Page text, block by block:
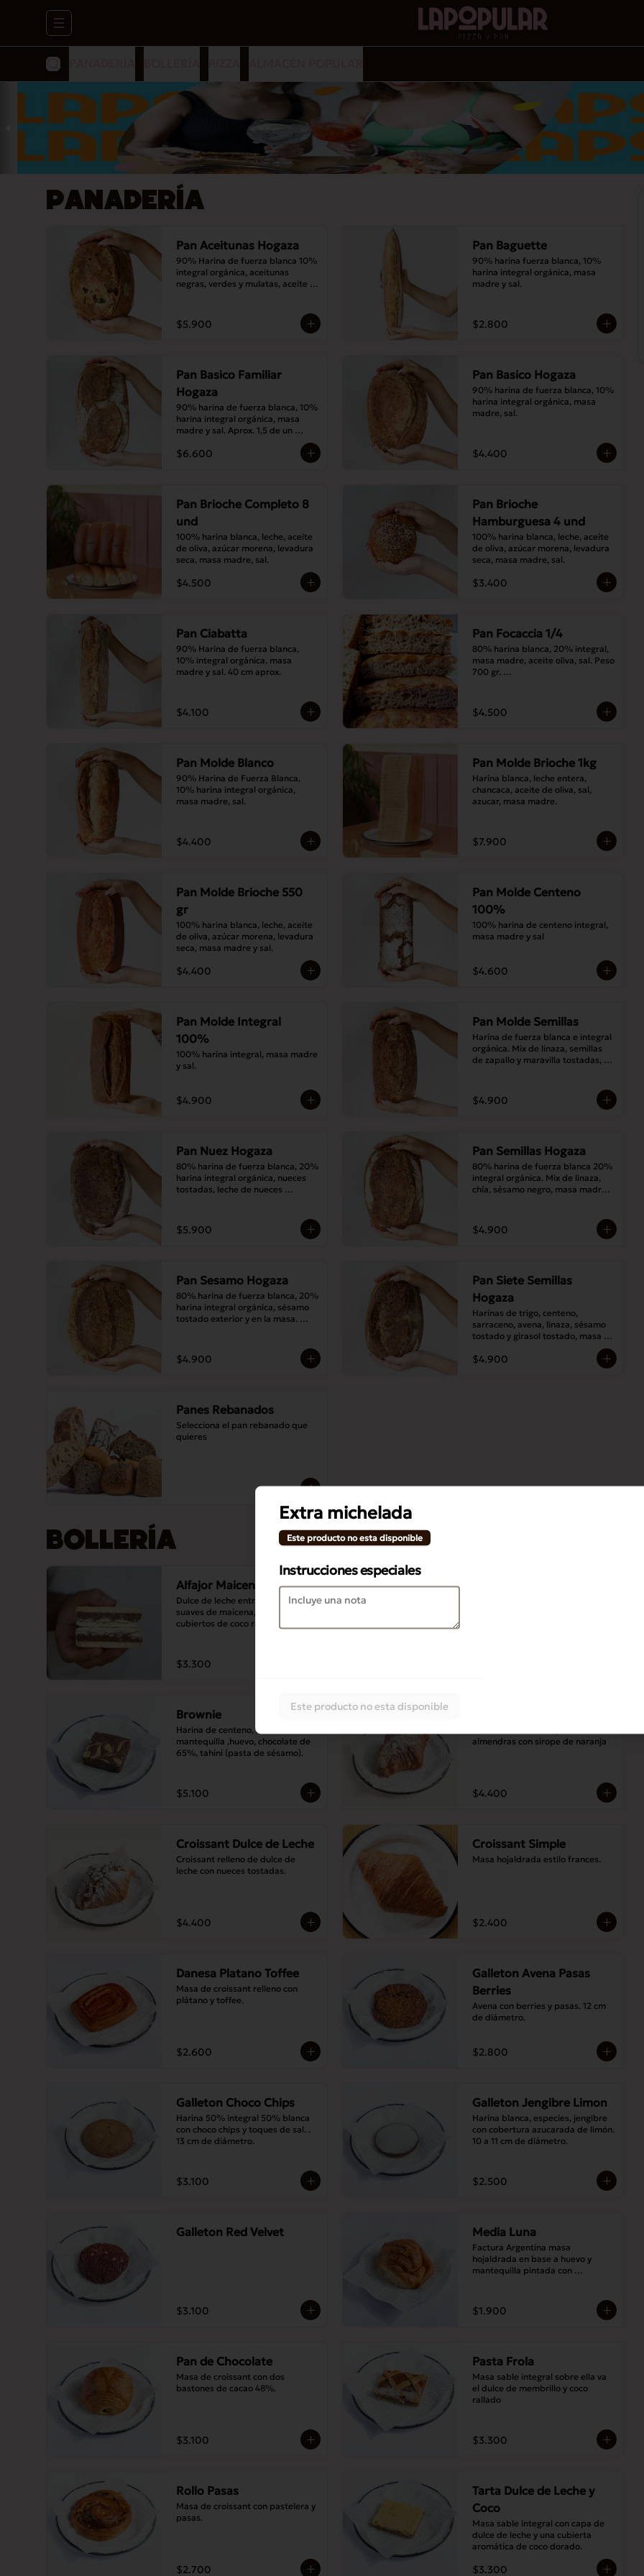
Abrir menu de navegación
PANADERÍA
Pan Aceitunas Hogaza
90% Harina de fuerza blanca 10%
integral orgánica, aceitunas
negras, verdes y mulatas, aceite
$5.900
Pan Baguette
90% harina fuerza blanca, 10%
harina integral orgánica, masa
madre y sal.
$2.800
Pan Basico Familiar
Hogaza
90% harina de fuerza blanca, 10%
harina integral orgánica, masa
madre y sal. Aprox. 1,5 de un
$6.600
Pan Basico Hogaza
90% harina de fuerza blanca, 10%
harina integral orgánica, masa
madre, sal.
$4.400
Pan Brioche Completo 8
und
100% harina blanca, leche, aceite
de oliva, azúcar morena, levadura
seca, masa madre, sal.
$4.500
Pan Brioche
Hamburguesa 4 und
100% harina blanca, leche, aceite
de oliva, azúcar morena, levadura
seca, masa madre, sal.
$3.400
Pan Ciabatta
90% Harina de fuerza blanca,
10% integral orgánica, masa
madre y sal. 40 cm aprox.
$4.100
Pan Focaccia 1/4
80% harina blanca, 20% integral,
masa madre, aceite oliva, sal. Peso
700 gr.
$4.500
Pan Molde Blanco
90% Harina de Fuerza Blanca,
10% harina integral orgánica,
masa madre, sal.
$4.400
Pan Molde Brioche 1kg
Harina blanca, leche entera,
chancaca, aceite de oliva, sal,
azucar, masa madre.
$7.900
Pan Molde Brioche 550
gr
100% harina blanca, leche, aceite
de oliva, azúcar morena, levadura
seca, masa madre y sal.
$4.400
Pan Molde Centeno
100%
100% harina de centeno integral,
masa madre y sal
$4.600
Pan Molde Integral
100%
100% harina integral, masa madre
y sal.
$4.900
Pan Molde Semillas
Harina de fuerza blanca e integral
orgánica. Mix de linaza, semillas
de zapallo y maravilla tostadas,
$4.900
Pan Nuez Hogaza
80% harina de fuerza blanca, 20%
harina integral orgánica, nueces
tostadas, leche de nueces
$5.900
Pan Semillas Hogaza
80% harina de fuerza blanca 20%
integral orgánica. Mix de linaza,
chía, sésamo negro, masa madre y
$4.900
Pan Sesamo Hogaza
80% harina de fuerza blanca, 20%
harina integral orgánica, sésamo
tostado exterior y en la masa.
$4.900
Pan Siete Semillas
Hogaza
Harinas de trigo, centeno,
sarraceno, avena, linaza, sésamo
tostado y girasol tostado, masa
$4.900
Panes Rebanados
Selecciona el pan rebanado que
quieres
BOLLERÍA
Alfajor Maicena
Dulce de leche entre dos galletas
suaves de maicena, con bordes
cubiertos de coco rallado.
$3.300
Brownie
Harina de centeno, harina blanca,
mantequilla ,huevo, chocolate de
65%, tahini (pasta de sésamo).
$5.100
almendras con sirope de naranja
$4.400
Croissant Dulce de Leche
Croissant relleno de dulce de
leche con nueces tostadas.
$4.400
Croissant Simple
Masa hojaldrada estilo frances.
$2.400
Danesa Platano Toffee
Masa de croissant relleno con
plátano y toffee.
$2.600
Galleton Avena Pasas
Berries
Avena con berries y pasas. 12 cm
de diámetro.
$2.800
Galleton Choco Chips
Harina 50% integral 50% blanca
con choco chips y toques de sal. .
13 cm de diámetro.
$3.100
Galleton Jengibre Limon
Harina blanca, especies, jengibre
con cobertura azucarada de limón.
10 a 11 cm de diámetro.
$2.500
Galleton Red Velvet
$3.100
Media Luna
Factura Argentina masa
hojaldrada en base a huevo y
mantequilla pintada con
$1.900
Pan de Chocolate
Masa de croissant con dos
bastones de cacao 48%.
$3.100
Pasta Frola
Masa sable integral sobre ella va
el dulce de membrillo y coco
rallado
$3.300
Rollo Pasas
Masa de croissant con pastelera y
pasas.
$2.700
Tarta Dulce de Leche y
Coco
Masa sable integral con capa de
dulce de leche y una cubierta
aromática de coco dorado.
$3.300
Extra michelada
Este producto no esta disponible
Instrucciones especiales
Este producto no esta disponible